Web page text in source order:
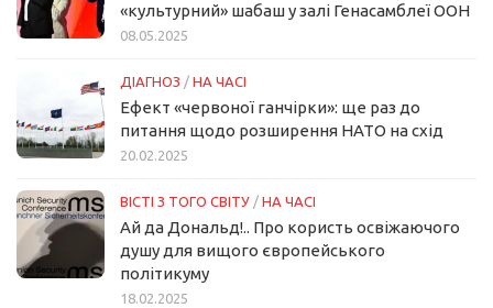
«культурний» шабаш у залі Генасамблеї ООН
08.05.2025
ДІАГНОЗ / НА ЧАСІ
Ефект «червоної ганчірки»: ще раз до
питання щодо розширення НАТО на схід
20.02.2025
ВІСТІ З ТОГО СВІТУ / НА ЧАСІ
Ай да Дональд!.. Про користь освіжаючого
душу для вищого європейського
політикуму
18.02.2025